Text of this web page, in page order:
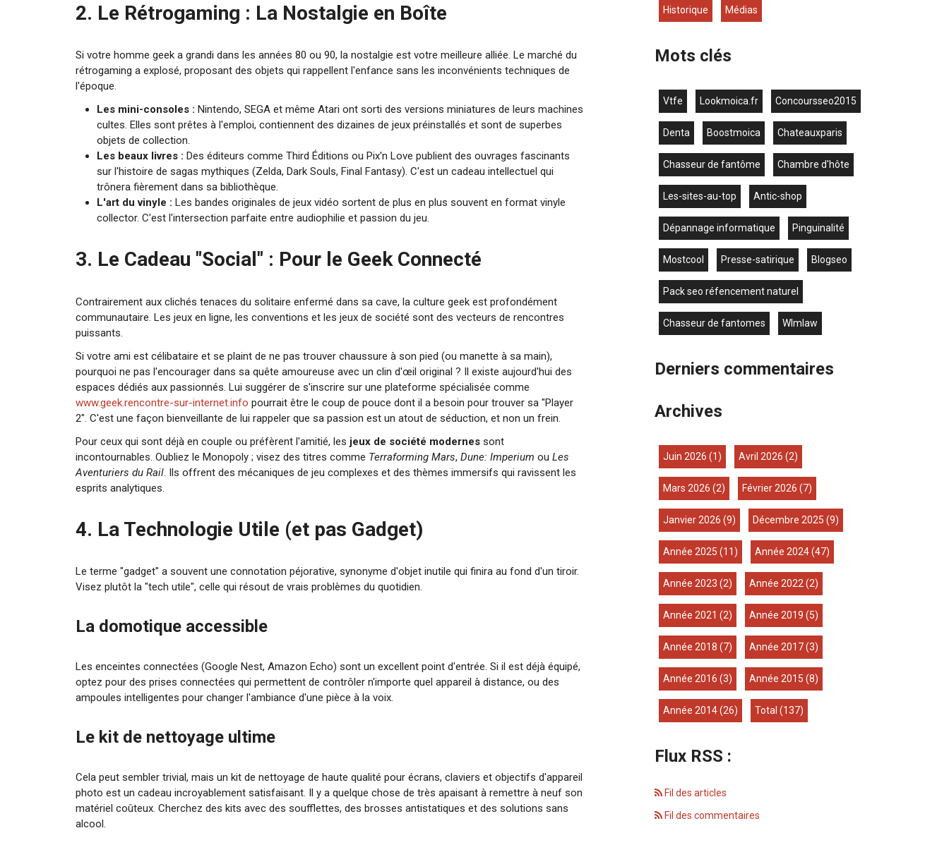
2. Le Rétrogaming : La Nostalgie en Boîte
Si votre homme geek a grandi dans les années 80 ou 90, la nostalgie est votre meilleure alliée. Le marché du
rétrogaming a explosé, proposant des objets qui rappellent l'enfance sans les inconvénients techniques de
l'époque.
Les mini-consoles : Nintendo, SEGA et même Atari ont sorti des versions miniatures de leurs machines
cultes. Elles sont prêtes à l'emploi, contiennent des dizaines de jeux préinstallés et sont de superbes
objets de collection.
Les beaux livres : Des éditeurs comme Third Éditions ou Pix'n Love publient des ouvrages fascinants
sur l'histoire de sagas mythiques (Zelda, Dark Souls, Final Fantasy). C'est un cadeau intellectuel qui
trônera fièrement dans sa bibliothèque.
L'art du vinyle : Les bandes originales de jeux vidéo sortent de plus en plus souvent en format vinyle
collector. C'est l'intersection parfaite entre audiophilie et passion du jeu.
3. Le Cadeau "Social" : Pour le Geek Connecté
Contrairement aux clichés tenaces du solitaire enfermé dans sa cave, la culture geek est profondément
communautaire. Les jeux en ligne, les conventions et les jeux de société sont des vecteurs de rencontres
puissants.
Si votre ami est célibataire et se plaint de ne pas trouver chaussure à son pied (ou manette à sa main),
pourquoi ne pas l'encourager dans sa quête amoureuse avec un clin d'œil original ? Il existe aujourd'hui des
espaces dédiés aux passionnés. Lui suggérer de s'inscrire sur une plateforme spécialisée comme
www.geek.rencontre-sur-internet.info pourrait être le coup de pouce dont il a besoin pour trouver sa "Player
2". C'est une façon bienveillante de lui rappeler que sa passion est un atout de séduction, et non un frein.
Pour ceux qui sont déjà en couple ou préfèrent l'amitié, les jeux de société modernes sont
incontournables. Oubliez le Monopoly ; visez des titres comme Terraforming Mars,Dune: Imperium ouLes
Aventuriers du Rail. Ils offrent des mécaniques de jeu complexes et des thèmes immersifs qui ravissent les
esprits analytiques.
4. La Technologie Utile (et pas Gadget)
Le terme "gadget" a souvent une connotation péjorative, synonyme d'objet inutile qui finira au fond d'un tiroir.
Visez plutôt la "tech utile", celle qui résout de vrais problèmes du quotidien.
La domotique accessible
Les enceintes connectées (Google Nest, Amazon Echo) sont un excellent point d'entrée. Si il est déjà équipé,
optez pour des prises connectées qui permettent de contrôler n'importe quel appareil à distance, ou des
ampoules intelligentes pour changer l'ambiance d'une pièce à la voix.
Le kit de nettoyage ultime
Cela peut sembler trivial, mais un kit de nettoyage de haute qualité pour écrans, claviers et objectifs d'appareil
photo est un cadeau incroyablement satisfaisant. Il y a quelque chose de très apaisant à remettre à neuf son
matériel coûteux. Cherchez des kits avec des soufflettes, des brosses antistatiques et des solutions sans
alcool.
Historique Médias
Mots clés
vtfe lookmoica.fr concoursseo2015
denta boostmoica chateauxparis
chasseur de fantôme chambre d'hôte
les-sites-au-top antic-shop
dépannage informatique Pinguinalité
mostcool presse-satirique blogseo
pack seo réfencement naturel
chasseur de fantomes wlmlaw
Derniers commentaires
Archives
juin 2026 (1) avril 2026 (2)
mars 2026 (2) février 2026 (7)
janvier 2026 (9) décembre 2025 (9)
année 2025 (11) année 2024(47)
année 2023 (2) année 2022 (2)
année 2021 (2) année 2019 (5)
année 2018 (7) année 2017(3)
année 2016 (3) année 2015 (8)
année 2014(26) total (137)
Flux RSS :
Fil des articles
Fil des commentaires